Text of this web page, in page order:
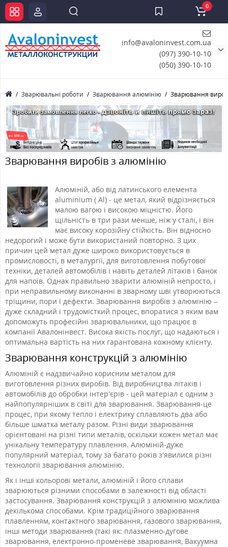
info@avaloninvest.com.ua
(097) 390-10-10
(050) 390-10-10
0
Зварювальні роботи Зварювання алюмінію Зварювання
Зварювання виробів з алюмінію
Алюміній, або від латинського елемента
aluminium ( Al) - це метал, який відрізняється
малою вагою і високою міцністю. Його
щільність в три рази менше, ніж у сталі, і він
має високу корозійну стійкість. Він відносно
недорогий і може бути використаний повторно. З цих
причин цей метал дуже широко використовується в
промисловості, в металургії, для виготовлення побутової
техніки, деталей автомобілів і навіть деталей літаків і банок
для напоїв. Однак правильно зварити алюміній непросто, і
при неправильному виконанні в зварному шві утворюються
тріщини, пори і дефекти. Зварювання виробів з алюмінію –
дуже складний і трудомісткий процес, впоратися з яким вам
допоможуть професійні зварювальники, що працює в
компанії Авалонінвест. Висока якість послуг, що надаються і
оптимальна вартість на них гарантована кожному клієнту.
Зварювання конструкцій з алюмінію
Алюміній є надзвичайно корисним металом для
виготовлення різних виробів. Від виробництва літаків і
автомобілів до обробки інтер'єрів - цей матеріал є одним з
найпопулярніших в світі для зварювання. Зварювання-це
процес, при якому тепло і електрику сплавляють два або
більше шматка металу разом. Різні види зварювання
орієнтовані на різні типи металів, оскільки кожен метал має
унікальну температуру плавлення. Алюміній-дуже
популярний матеріал, тому за багато років з'явилися різні
технології зварювання алюмінію.
Як і інші кольорові метали, алюміній і його сплави
зварюються різними способами в залежності від області
застосування. Зварювання конструкцій з алюмінію можлива
декількома способами. Крім традиційного зварювання
плавленням, контактного зварювання, газового зварювання,
інші методи зварювання (такі як: плазменно-дугове
зварювання, електронно-променеве зварювання, Вакуумна